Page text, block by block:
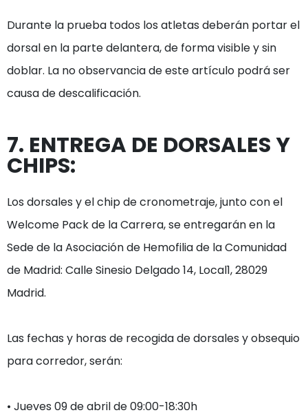
Durante la prueba todos los atletas deberán portar el
dorsal en la parte delantera, de forma visible y sin
doblar. La no observancia de este artículo podrá ser
causa de descalificación.
7. ENTREGA DE DORSALES Y
CHIPS:
Los dorsales y el chip de cronometraje, junto con el
Welcome Pack de la Carrera, se entregarán en la
Sede de la Asociación de Hemofilia de la Comunidad
de Madrid: Calle Sinesio Delgado 14, Local1, 28029
Madrid.
Las fechas y horas de recogida de dorsales y obsequio
para corredor, serán:
• Jueves 09 de abril de 09:00-18:30h